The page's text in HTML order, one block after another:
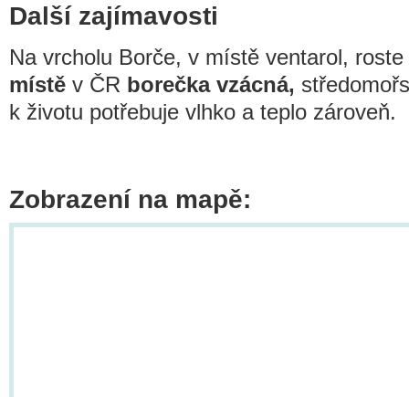
Další zajímavosti
Na vrcholu Borče, v místě ventarol,
místě v ČR borečka vzácná,
k životu potřebuje vlhko a teplo zároveň.
Zobrazení na mapě: